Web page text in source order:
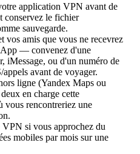
application VPN avant de
conservez le fichier
sauvegarde.
vos amis que vous ne recevrez
— convenez d'une
iMessage, ou d'un numéro de
avant de voyager.
ligne (Yandex Maps ou
en charge cette
vous rencontreriez une
si vous approchez du
mobiles par mois sur une